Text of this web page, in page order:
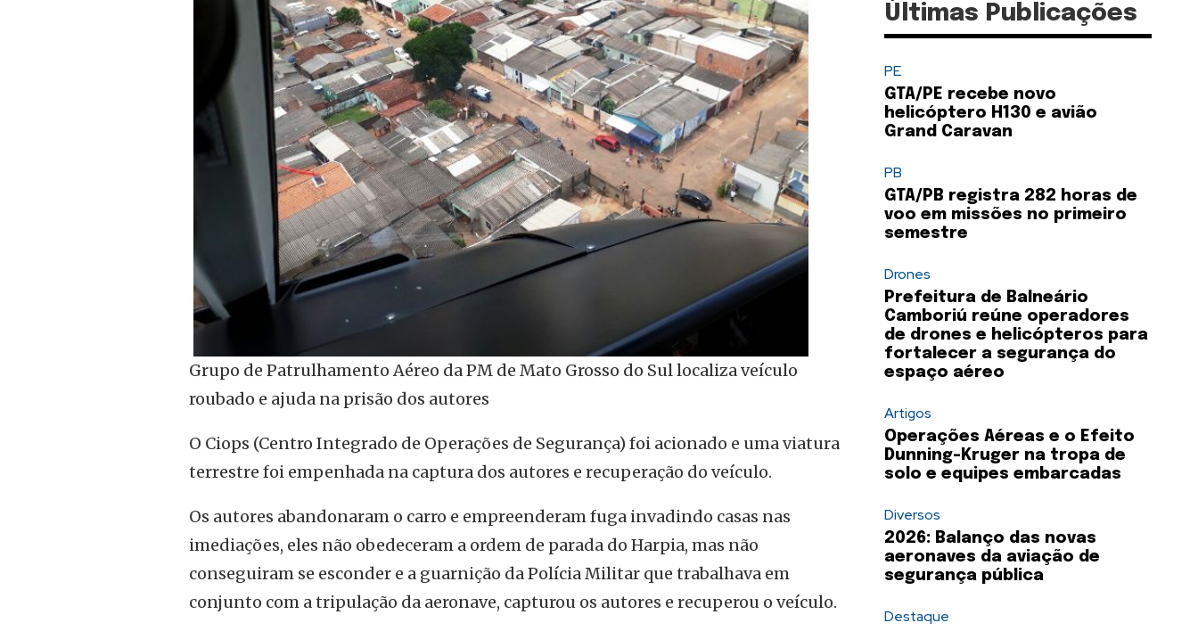
Grupo de Patrulhamento Aéreo da PM de Mato Grosso do Sul localiza veículo
roubado e ajuda na prisão dos autores
O Ciops (Centro Integrado de Operações de Segurança) foi acionado e uma viatura
terrestre foi empenhada na captura dos autores e recuperação do veículo.
Os autores abandonaram o carro e empreenderam fuga invadindo casas nas
imediações, eles não obedeceram a ordem de parada do Harpia, mas não
conseguiram se esconder e a guarnição da Polícia Militar que trabalhava em
conjunto com a tripulação da aeronave, capturou os autores e recuperou o veículo.
Últimas Publicações
PE
GTA/PE recebe novo
helicóptero H130 e avião
Grand Caravan
PB
GTA/PB registra 282 horas de
voo em missões no primeiro
semestre
Drones
Prefeitura de Balneário
Camboriú reúne operadores
de drones e helicópteros para
fortalecer a segurança do
espaço aéreo
Artigos
Operações Aéreas e o Efeito
Dunning-Kruger na tropa de
solo e equipes embarcadas
Diversos
2026: Balanço das novas
aeronaves da aviação de
segurança pública
Destaque